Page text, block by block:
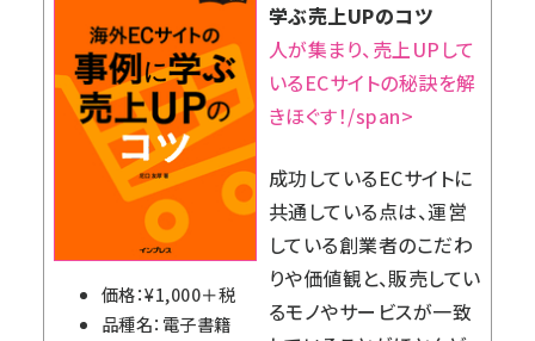
価格：¥1,000＋税
品種名：電子書籍
学ぶ売上UPのコツ
人が集まり、売上UPして
いるECサイトの秘訣を解
きほぐす！/span>
成功しているECサイトに
共通している点は、運営
している創業者のこだわ
りや価値観と、販売してい
るモノやサービスが一致